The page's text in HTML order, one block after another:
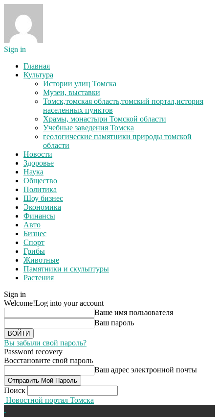
Sign in
Главная
Культура
Истории улиц Томска
Музеи, выставки
Томск,томская область,томский портал,история
населенных пунктов
Храмы, монастыри Томской области
Учебные заведения Томска
геологические памятники природы томской
области
Новости
Здоровье
Наука
Общество
Политика
Шоу бизнес
Экономика
Финансы
Авто
Бизнес
Спорт
Грибы
Животные
Памятники и скульптуры
Растения
Sign in
Welcome!Log into your account
Ваше имя пользователя
Ваш пароль
Вы забыли свой пароль?
Password recovery
Восстановите свой пароль
Ваш адрес электронной почты
Поиск
Новостной портал Томска